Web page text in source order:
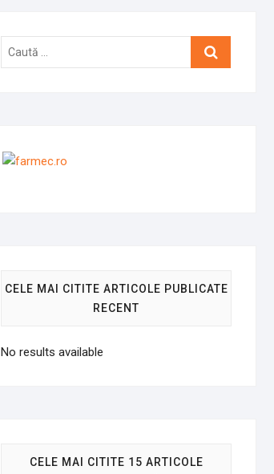
Caută
CELE MAI CITITE ARTICOLE PUBLICATE
RECENT
No results available
CELE MAI CITITE 15 ARTICOLE